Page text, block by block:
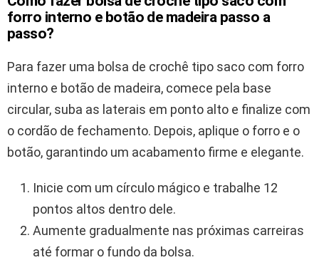
forro interno e botão de madeira passo a
passo?
Para fazer uma bolsa de crochê tipo saco com forro
interno e botão de madeira, comece pela base
circular, suba as laterais em ponto alto e finalize com
o cordão de fechamento. Depois, aplique o forro e o
botão, garantindo um acabamento firme e elegante.
Inicie com um círculo mágico e trabalhe 12
pontos altos dentro dele.
Aumente gradualmente nas próximas carreiras
até formar o fundo da bolsa.